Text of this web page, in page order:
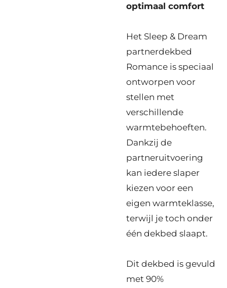
optimaal comfort
Het Sleep & Dream
partnerdekbed
Romance is speciaal
ontworpen voor
stellen met
verschillende
warmtebehoeften.
Dankzij de
partneruitvoering
kan iedere slaper
kiezen voor een
eigen warmteklasse,
terwijl je toch onder
één dekbed slaapt.
Dit dekbed is gevuld
met 90%